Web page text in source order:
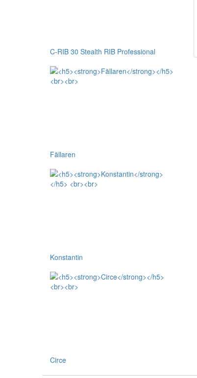
C-RIB 30 Stealth RIB Professional
Fällaren
Konstantin
Circe